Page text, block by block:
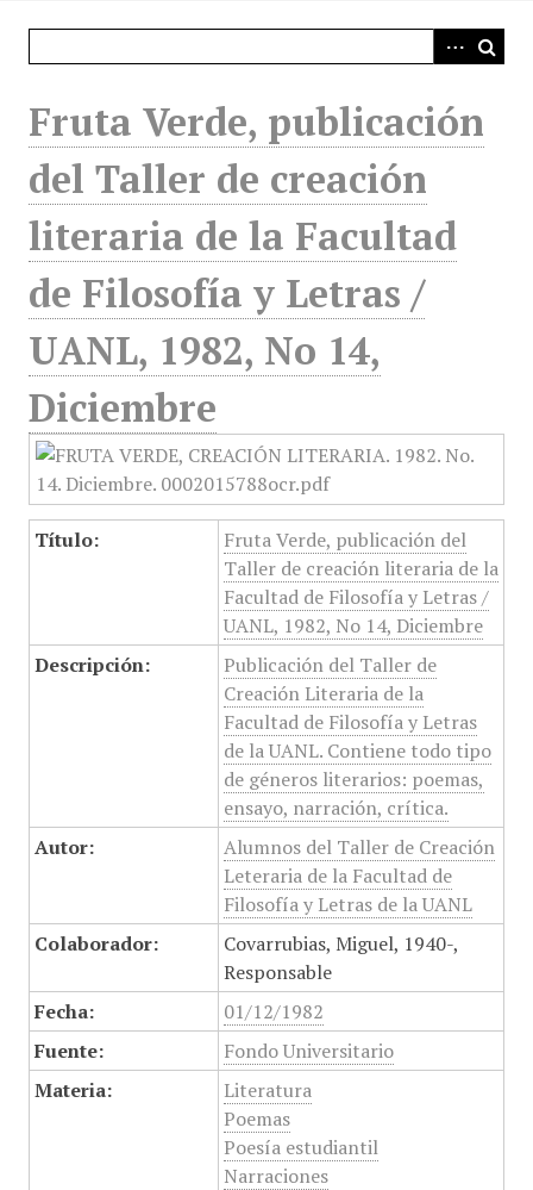
Fruta Verde, publicación
del Taller de creación
literaria de la Facultad
de Filosofía y Letras /
UANL, 1982, No 14,
Diciembre
Título:
Fruta Verde, publicación del
Taller de creación literaria de la
Facultad de Filosofía y Letras /
UANL, 1982, No 14, Diciembre
Descripción:
Publicación del Taller de
Creación Literaria de la
Facultad de Filosofía y Letras
de la UANL. Contiene todo tipo
de géneros literarios: poemas,
ensayo, narración, crítica.
Autor:
Alumnos del Taller de Creación
Leteraria de la Facultad de
Filosofía y Letras de la UANL
Colaborador:
Covarrubias, Miguel, 1940-,
Responsable
Fecha:
01/12/1982
Fuente:
Fondo Universitario
Materia:
Literatura
Poemas
Poesía estudiantil
Narraciones